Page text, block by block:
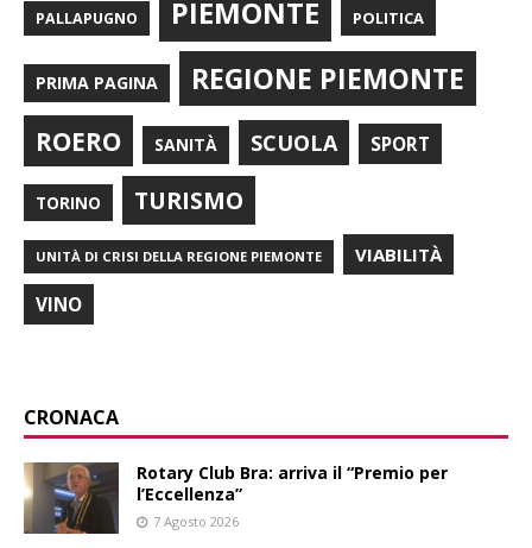
PALLAPUGNO PIEMONTE POLITICA
PRIMA PAGINA REGIONE PIEMONTE
ROERO SANITÀ SCUOLA SPORT
TORINO TURISMO
UNITÀ DI CRISI DELLA REGIONE PIEMONTE VIABILITÀ
VINO
CRONACA
Rotary Club Bra: arriva il “Premio per
l’Eccellenza”
7 Agosto 2026